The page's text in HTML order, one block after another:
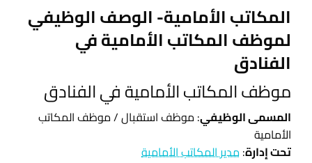
المكاتب الأمامية- الوصف الوظيفي
لموظف المكاتب الأمامية في
الفنادق
موظف المكاتب الأمامية في الفنادق
المسمى الوظيفي: موظف استقبال / موظف المكاتب
الأمامية
تحت إدارة: مدير المكاتب الأمامية